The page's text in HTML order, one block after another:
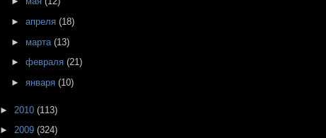
► апреля (18)
► марта (13)
► февраля (21)
► января (10)
► 2010(113)
►2009(324)